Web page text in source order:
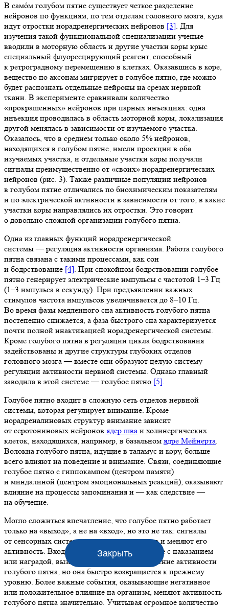
В самόм голубом пятне существует четкое разделение
нейронов по функциям, по тем отделам головного мозга, куда
идут отростки норадренергических нейронов [3]. Для
изучения такой функциональной специализации ученые
вводили в моторную область и другие участки коры крыс
специальный флуоресцирующий реагент, способный
к ретроградному перемещению в клетках. Оказавшись в коре,
вещество по аксонам мигрирует в голубое пятно, где можно
будет распознать отдельные нейроны на срезах нервной
ткани. В эксперименте сравнивали количество
«прокрашенных» нейронов при парных инъекциях: одна
инъекция проводилась в область моторной коры, локализация
другой менялась в зависимости от изучаемого участка.
Оказалось, что в среднем только около 5% нейронов,
находящихся в голубом пятне, имели проекции в оба
изучаемых участка, и отдельные участки коры получали
сигналы преимущественно от «своих» норадренергических
нейронов (рис. 3). Также различные популяции нейронов
в голубом пятне отличались по биохимическим показателям
и по электрической активности в зависимости от того, в какие
участки коры направлялись их отростки. Это говорит
о довольно сложной организации голубого пятна.
Одна из главных функций норадренергической
системы — регуляция активности организма. Работа голубого
пятна связана с такими процессами, как сон
и бодрствование [4]. При спокойном бодрствовании голубое
пятно генерирует электрические импульсы с частотой 1–3 Гц
(1–3 импульса в секунду). При предъявлении важных
стимулов частота импульсов увеличивается до 8–10 Гц.
Во время фазы медленного сна активность голубого пятна
постепенно снижается, а фаза быстрого сна характеризуется
почти полной инактивацией норадренергической системы.
Кроме голубого пятна в регуляции цикла бодрствования
задействованы и другие структуры глубоких отделов
головного мозга — вместе они образуют целую систему
регуляции активности нервной системы. Однако главный
заводила в этой системе — голубое пятно [5].
Голубое пятно входит в сложную сеть отделов нервной
системы, которая регулирует внимание. Кроме
норадреналиновых структур внимание зависит
от серотониновых нейронов ядер шва и холинергических
клеток, находящихся, например, в базальном ядре Мейнерта.
Волокна голубого пятна, идущие в таламус и кору, больше
всего влияют на поведение и внимание. Связи, соединяющие
голубое пятно с гиппокампом (центром памяти)
и миндалиной (центром эмоциональных реакций), оказывают
влияние на процессы запоминания и — как следствие —
на обучение.
Могло сложиться впечатление, что голубое пятно работает
только на «выход», а не на «вход», но это не так: сигналы
от сенсорных систем также приходят в него и меняют его
активность. Входящие сигналы, не связанные с наказанием
или наградой, вызывают небольшое повышение активности
голубого пятна, но она быстро возвращается к прежнему
уровню. Более важные события, оказывающие негативное
или положительное влияние на организм, меняют активность
голубого пятна значительно. Учитывая огромное количество
Закрыть